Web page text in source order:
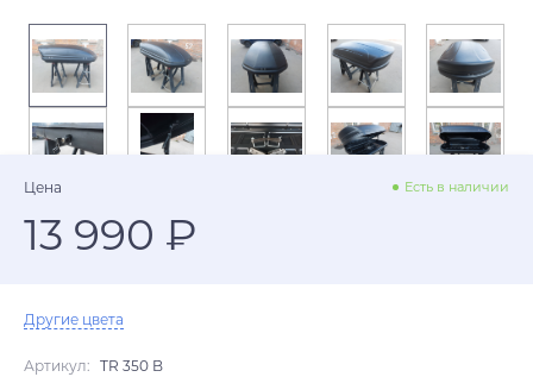
Цена Есть в наличии
13 990 ₽
Другие цвета
Артикул: TR 350 B